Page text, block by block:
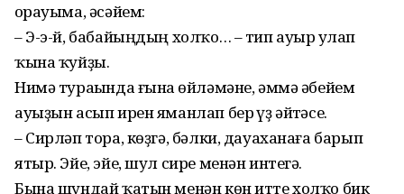
һорауыма, әсәйем:
– Э-э-й, бабайыңдың холҡо… – тип ауыр һулап
ҡына ҡуйҙы.
Нимә тураһында ғына һөйләмәне, әммә әбейем
ауыҙын асып ирен яманлап бер һүҙ әйтһәсе.
– Сирләп тора, көҙгә, бәлки, дауаханаға барып
ятыр. Эйе, эйе, шул сире менән интегә.
Бына шундай ҡатын менән көн итте холҡо бик